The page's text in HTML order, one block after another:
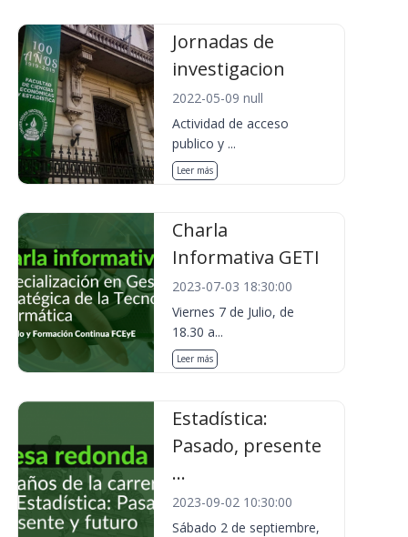
Jornadas de
investigacion
2022-05-09 null
Actividad de acceso
publico y ...
Leer más
Charla
Informativa GETI
2023-07-03 18:30:00
Viernes 7 de Julio, de
18.30 a...
Leer más
Estadística:
Pasado, presente
...
2023-09-02 10:30:00
Sábado 2 de septiembre,